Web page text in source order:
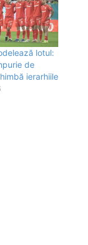
lotul:
de
ierarhiile